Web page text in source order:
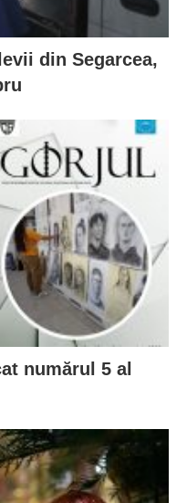
din Segarcea,
numărul 5 al